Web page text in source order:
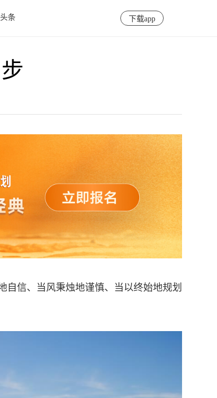
条 下载app
信、当风秉烛地谨慎、当以终始地规划